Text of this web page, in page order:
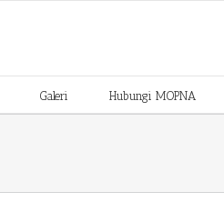
Galeri Hubungi MOPNA